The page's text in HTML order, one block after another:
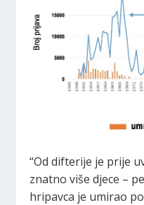
“Od difterije je prije
znatno više djece –
hripavca je umirao